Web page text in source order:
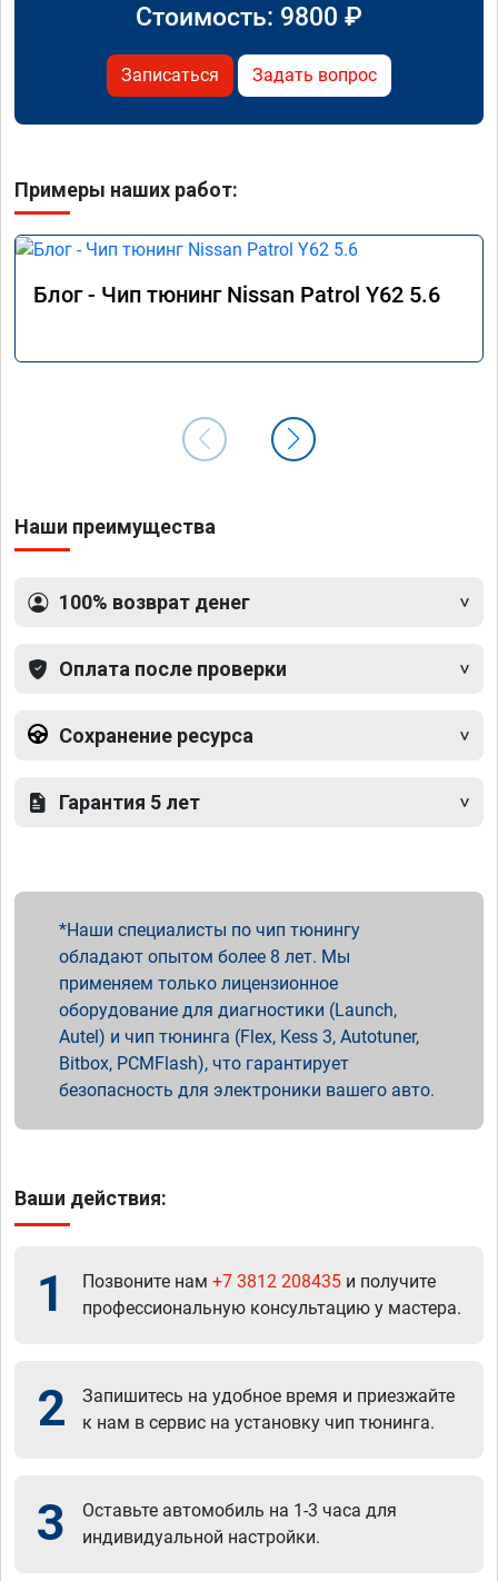
Стоимость: 9800 ₽
Записаться Задать вопрос
Примеры наших работ:
Блог - Чип тюнинг Nissan Patrol Y62 5.6
Наши преимущества
100% возврат денег
Оплата после проверки
Сохранение ресурса
Гарантия 5 лет
Наши специалисты по чип тюнингу
обладают опытом более 8 лет. Мы
применяем только лицензионное
оборудование для диагностики (Launch,
Autel) и чип тюнинга (Flex, Kess 3, Autotuner,
Bitbox, PCMFlash), что гарантирует
безопасность для электроники вашего авто.
Ваши действия:
1 Позвоните нам +7 3812 208435 и получите
профессиональную консультацию у мастера.
2
Запишитесь на удобное время и приезжайте
к нам в сервис на установку чип тюнинга.
3
Оставьте автомобиль на 1-3 часа для
индивидуальной настройки.